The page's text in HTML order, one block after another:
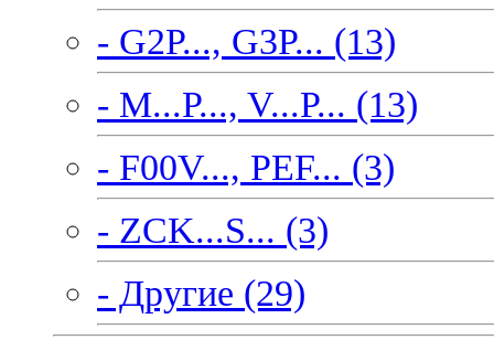
- G2P..., G3P... (13)
- M...P..., V...P... (13)
- F00V..., PEF... (3)
- ZCK...S... (3)
- Другие (29)